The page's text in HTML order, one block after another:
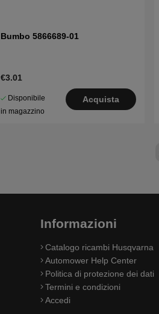
Bumbo 5866689-01
€3.01
Disponibile
in magazzino
Acquista
Informazioni
Catalogo ricambi Husqvarna
Automower Help Center
Politica di protezione dei dati
Termini e condizioni
Accedi